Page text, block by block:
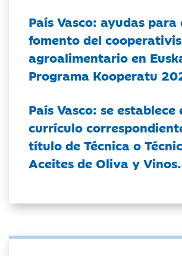
País Vasco: ayudas para
fomento del
agroalimentario en
Programa Kooperatu
País Vasco: se establece
currículo
título de Técnica o
Aceites de Oliva y Vinos.